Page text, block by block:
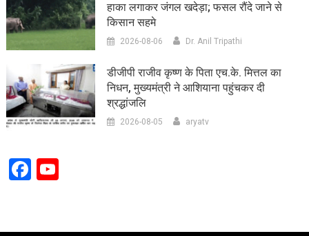
हाका लगाकर जंगल खदेड़ा; फसल रौंदे जाने से
किसान सहमे
2026-08-06 Dr. Anil Tripathi
डीजीपी राजीव कृष्ण के पिता एच.के. मित्तल का
निधन, मुख्यमंत्री ने आशियाना पहुंचकर दी
श्रद्धांजलि
2026-08-05 aryatv
Facebook
YouTube